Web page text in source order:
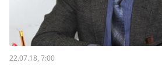
22.07.18, 7:00